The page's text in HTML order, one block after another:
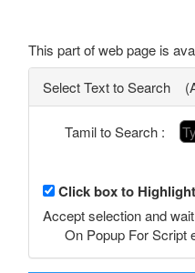
This part of web page is
Select Text to Search
Tamil to Search :
Click box to
Accept selection and
On Popup For Script